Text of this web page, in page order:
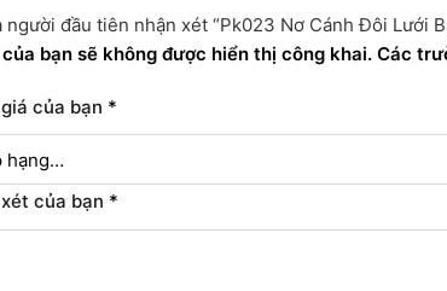
người đầu tiên nhận xét “Pk023 Nơ Cánh Đôi Lưới
của bạn sẽ không được hiển thị công khai. Các
của bạn *
của bạn *